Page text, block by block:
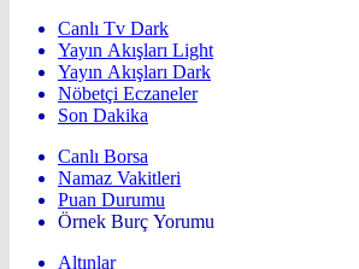
Canlı Tv Dark
Yayın Akışları Light
Yayın Akışları Dark
Nöbetçi Eczaneler
Son Dakika
Canlı Borsa
Namaz Vakitleri
Puan Durumu
Örnek Burç Yorumu
Altınlar